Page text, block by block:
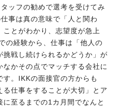
ッフの勧めで選考を受けてみ
事は真の意味で「人と関わ
ことがわかり、志望度が急上
の経験から、仕事は「他人の
挑戦し続けられるかどうか」が
なかその点でマッチする会社に
。IKKの面接官の方からも
る仕事をすることが大切」とア
に至るまでの1カ月間でなんと